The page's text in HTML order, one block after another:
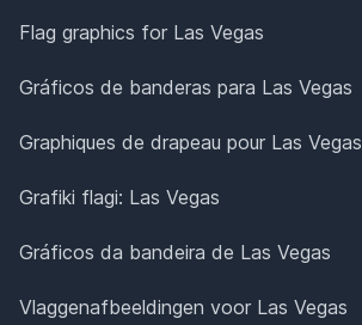
Flag graphics for Las Vegas
Gráficos de banderas para Las Vegas
Graphiques de drapeau pour Las Vegas
Grafiki flagi: Las Vegas
Gráficos da bandeira de Las Vegas
Vlaggenafbeeldingen voor Las Vegas